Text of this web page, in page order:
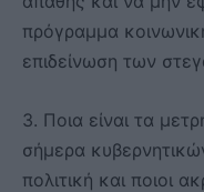
πρόγραμμα
επιδείνωση των
3. Ποια είναι τα
σήμερα
πολιτική και ποιοι